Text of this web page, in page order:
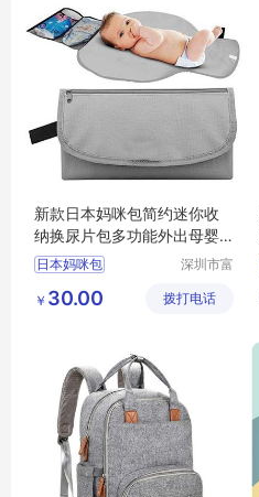
新款日本妈咪包简约迷你收
纳换尿片包多功能外出母婴
收纳包手拿包
日本妈咪包
深圳市富
限公司
￥ 30.00 拨打电话